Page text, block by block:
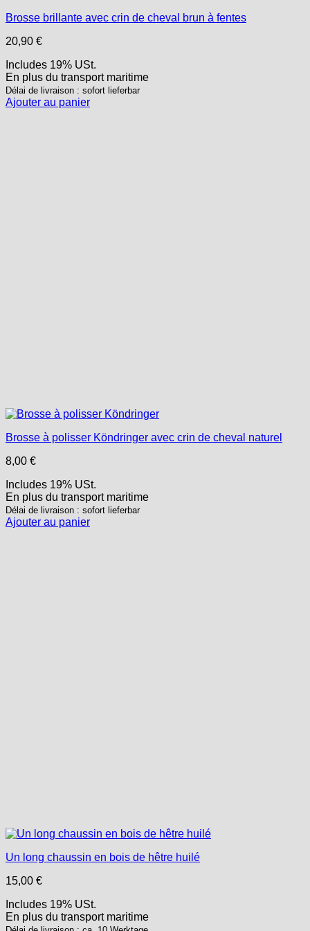
Brosse brillante avec crin de cheval brun à fentes
20,90 €
Includes 19% USt.
En plus du transportmaritime
Délai de livraison : sofort lieferbar
Ajouter au panier
Brosse à polisser Köndringer avec crin de cheval naturel
8,00 €
Includes 19% USt.
En plus du transportmaritime
Délai de livraison : sofort lieferbar
Ajouter au panier
Un long chaussin en bois de hêtre huilé
15,00 €
Includes 19% USt.
En plus du transportmaritime